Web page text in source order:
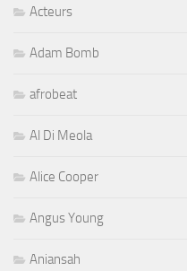
Acteurs
Adam Bomb
afrobeat
Al Di Meola
Alice Cooper
Angus Young
Aniansah